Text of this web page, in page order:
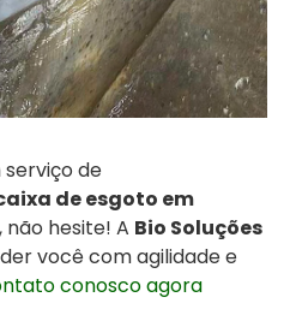
de
de esgoto em
, não hesite! A Bio Soluções
você com agilidade e
conosco agora